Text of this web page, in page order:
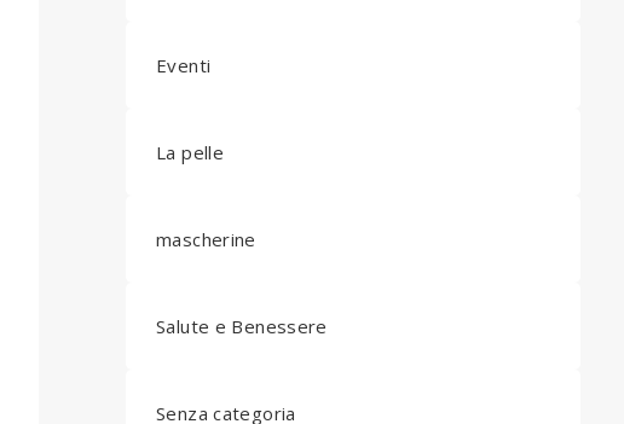
Eventi
La pelle
mascherine
Salute e Benessere
Senza categoria